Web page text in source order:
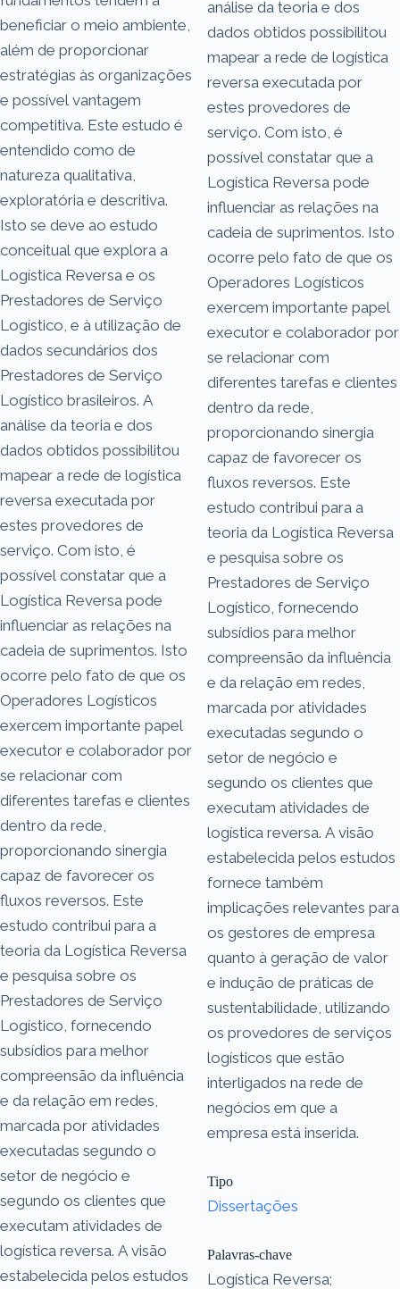
beneficiar o meio ambiente,
além de proporcionar
estratégias às organizações
e possível vantagem
competitiva. Este estudo é
entendido como de
natureza qualitativa,
exploratória e descritiva.
Isto se deve ao estudo
conceitual que explora a
Logística Reversa e os
Prestadores de Serviço
Logístico, e à utilização de
dados secundários dos
Prestadores de Serviço
Logístico brasileiros. A
análise da teoria e dos
dados obtidos possibilitou
mapear a rede de logística
reversa executada por
estes provedores de
serviço. Com isto, é
possível constatar que a
Logística Reversa pode
influenciar as relações na
cadeia de suprimentos. Isto
ocorre pelo fato de que os
Operadores Logísticos
exercem importante papel
executor e colaborador por
se relacionar com
diferentes tarefas e clientes
dentro da rede,
proporcionando sinergia
capaz de favorecer os
fluxos reversos. Este
estudo contribui para a
teoria da Logística Reversa
e pesquisa sobre os
Prestadores de Serviço
Logístico, fornecendo
subsídios para melhor
compreensão da influência
e da relação em redes,
marcada por atividades
executadas segundo o
setor de negócio e
segundo os clientes que
executam atividades de
logística reversa. A visão
estabelecida pelos estudos
análise da teoria e dos
dados obtidos possibilitou
mapear a rede de logística
reversa executada por
estes provedores de
serviço. Com isto, é
possível constatar que a
Logística Reversa pode
influenciar as relações na
cadeia de suprimentos. Isto
ocorre pelo fato de que os
Operadores Logísticos
exercem importante papel
executor e colaborador por
se relacionar com
diferentes tarefas e clientes
dentro da rede,
proporcionando sinergia
capaz de favorecer os
fluxos reversos. Este
estudo contribui para a
teoria da Logística Reversa
e pesquisa sobre os
Prestadores de Serviço
Logístico, fornecendo
subsídios para melhor
compreensão da influência
e da relação em redes,
marcada por atividades
executadas segundo o
setor de negócio e
segundo os clientes que
executam atividades de
logística reversa. A visão
estabelecida pelos estudos
fornece também
implicações relevantes para
os gestores de empresa
quanto à geração de valor
e indução de práticas de
sustentabilidade, utilizando
os provedores de serviços
logísticos que estão
interligados na rede de
negócios em que a
empresa está inserida.
Tipo
Dissertações
Palavras-chave
Logística Reversa;